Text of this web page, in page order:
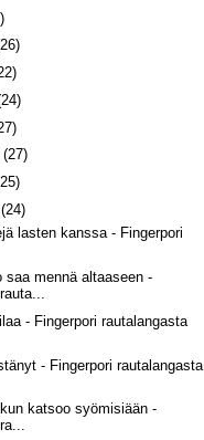
(27)
(24)
lasten kanssa - Fingerpori
saa mennä altaaseen -
- Fingerpori rautalangasta
- Fingerpori rautalangasta
katsoo syömisiään -